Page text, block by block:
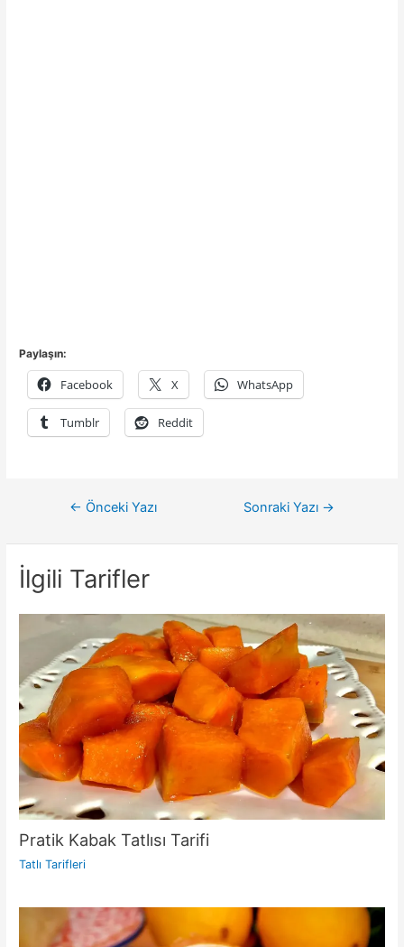
Paylaşın:
Facebook X WhatsApp
Tumblr Reddit
← Önceki Yazı Sonraki Yazı →
İlgili Tarifler
Pratik Kabak Tatlısı Tarifi
Tatlı Tarifleri